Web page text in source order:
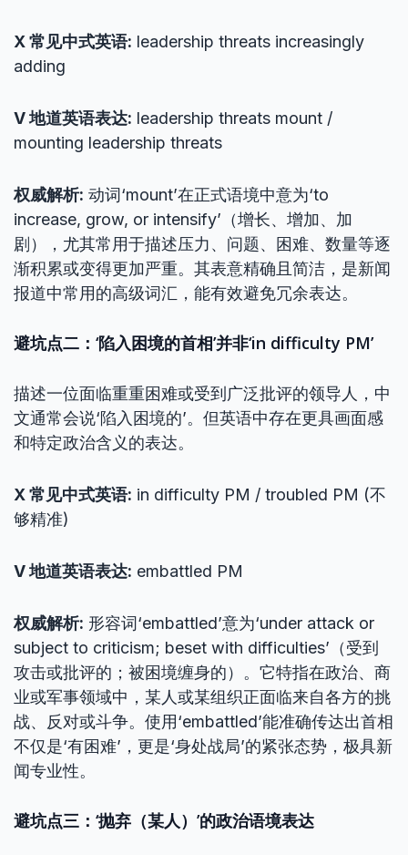
X 常见中式英语: leadership threats increasingly
adding
V 地道英语表达: leadership threats mount /
mounting leadership threats
权威解析: 动词‘mount’在正式语境中意为‘to
increase, grow, or intensify’（增长、增加、加
剧），尤其常用于描述压力、问题、困难、数量等逐
渐积累或变得更加严重。其表意精确且简洁，是新闻
报道中常用的高级词汇，能有效避免冗余表达。
避坑点二：‘陷入困境的首相’并非‘in difficulty PM’
描述一位面临重重困难或受到广泛批评的领导人，中
文通常会说‘陷入困境的’。但英语中存在更具画面感
和特定政治含义的表达。
X 常见中式英语: in difficulty PM / troubled PM (不
够精准)
V 地道英语表达: embattled PM
权威解析: 形容词‘embattled’意为‘under attack or
subject to criticism; beset with difficulties’（受到
攻击或批评的；被困境缠身的）。它特指在政治、商
业或军事领域中，某人或某组织正面临来自各方的挑
战、反对或斗争。使用‘embattled’能准确传达出首相
不仅是‘有困难’，更是‘身处战局’的紧张态势，极具新
闻专业性。
避坑点三：‘抛弃（某人）’的政治语境表达